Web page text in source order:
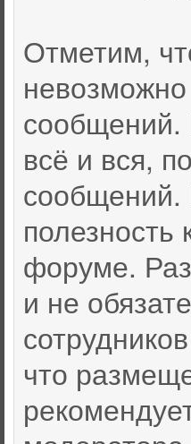
Отметим,
сообщений.
всё и вся,
сообщений.
форуме.
и не
что